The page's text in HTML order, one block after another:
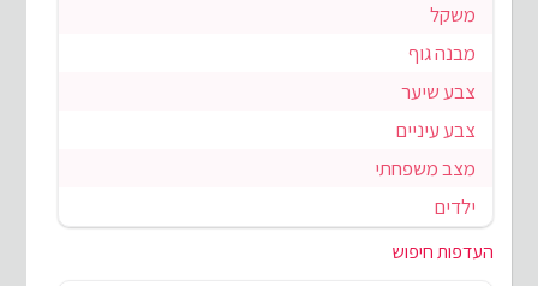
משקל
מבנה גוף
צבע שיער
צבע עיניים
מצב משפחתי
ילדים
העדפות חיפוש